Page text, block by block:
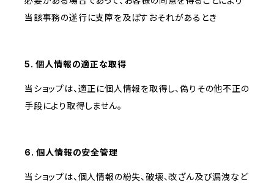
当該事務の遂行に支障を及ぼすおそれがあるとき
5. 個人情報の適正な取得
当ショップは、適正に個人情報を取得し、偽りその他不正の
手段により取得しません。
6. 個人情報の安全管理
当ショップは、個人情報の紛失、破壊、改ざん及び漏洩など